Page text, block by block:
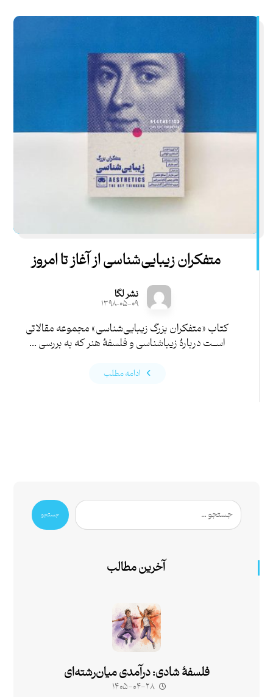
متفکران زیبایی‌شناسی از آغاز تا امروز
نشر لگا
۱۳۹۸-۰۵-۰۹
کتاب «متفکران بزرگ زیبایی‌شناسی» مجموعه مقالاتی
اســت دربارۀ زیباشناسی و فلسفۀ هنر که به بررسی ...
ادامه مطلب
جستجو
آخرین مطالب
فلسفۀ شادی: درآمدی میان‌رشته‌ای
۱۴۰۵-۰۴-۲۸